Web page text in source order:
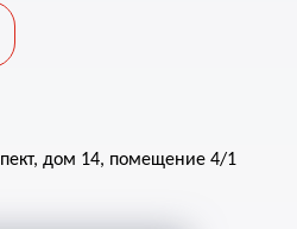
дом 14, помещение 4/1